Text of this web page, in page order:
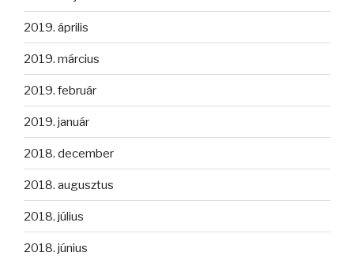
2019. április
2019. március
2019. február
2019. január
2018. december
2018. augusztus
2018. július
2018. június